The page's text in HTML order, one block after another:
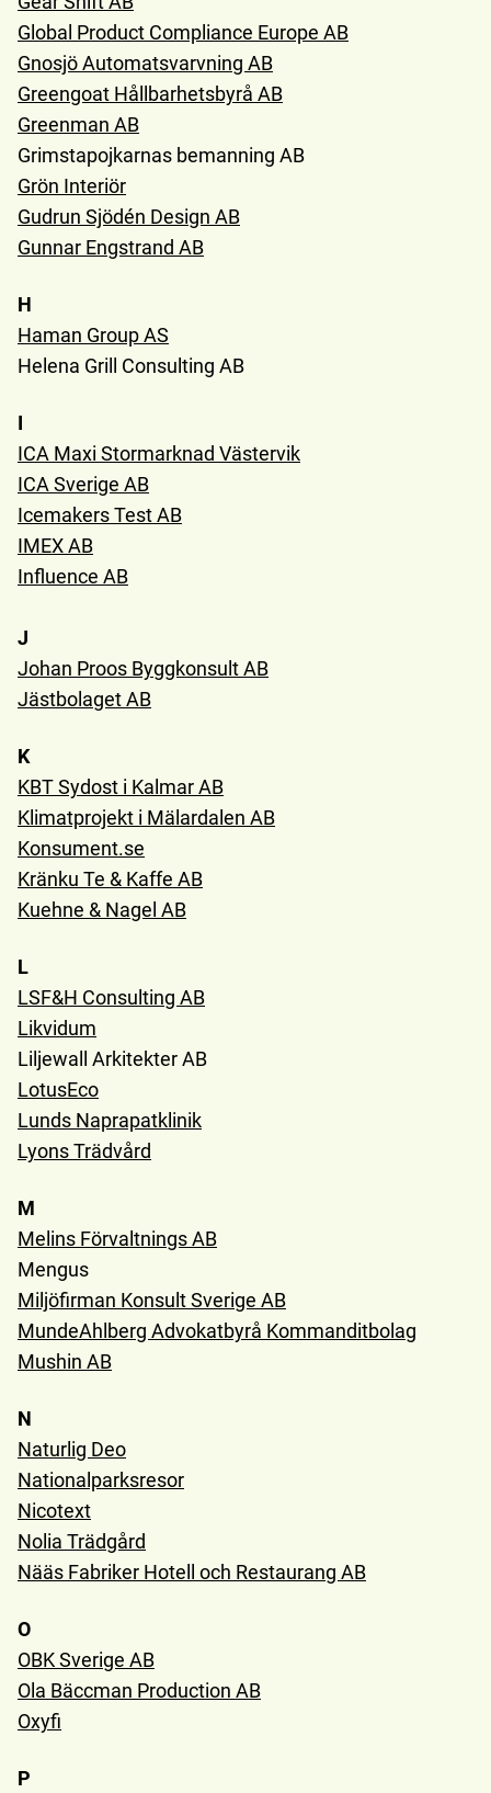
Global Product Compliance Europe AB
Gnosjö Automatsvarvning AB
Greengoat Hållbarhetsbyrå AB
Greenman AB
Grimstapojkarnas bemanning AB
Grön Interiör
Gudrun Sjödén Design AB
Gunnar Engstrand AB
H
Haman Group AS
Helena Grill Consulting AB
I
ICA Maxi Stormarknad Västervik
ICA Sverige AB
Icemakers Test AB
IMEX AB
Influence AB
J
Johan Proos Byggkonsult AB
Jästbolaget AB
K
KBT Sydost i Kalmar AB
Klimatprojekt i Mälardalen AB
Konsument.se
Kränku Te & Kaffe AB
Kuehne & Nagel AB
L
LSF&H Consulting AB
Likvidum
Liljewall Arkitekter AB
LotusEco
Lunds Naprapatklinik
Lyons Trädvård
M
Melins Förvaltnings AB
Mengus
Miljöfirman Konsult Sverige AB
MundeAhlberg Advokatbyrå Kommanditbolag
Mushin AB
N
Naturlig Deo
Nationalparksresor
Nicotext
Nolia Trädgård
Nääs Fabriker Hotell och Restaurang AB
O
OBK Sverige AB
Ola Bäccman Production AB
Oxyfi
P